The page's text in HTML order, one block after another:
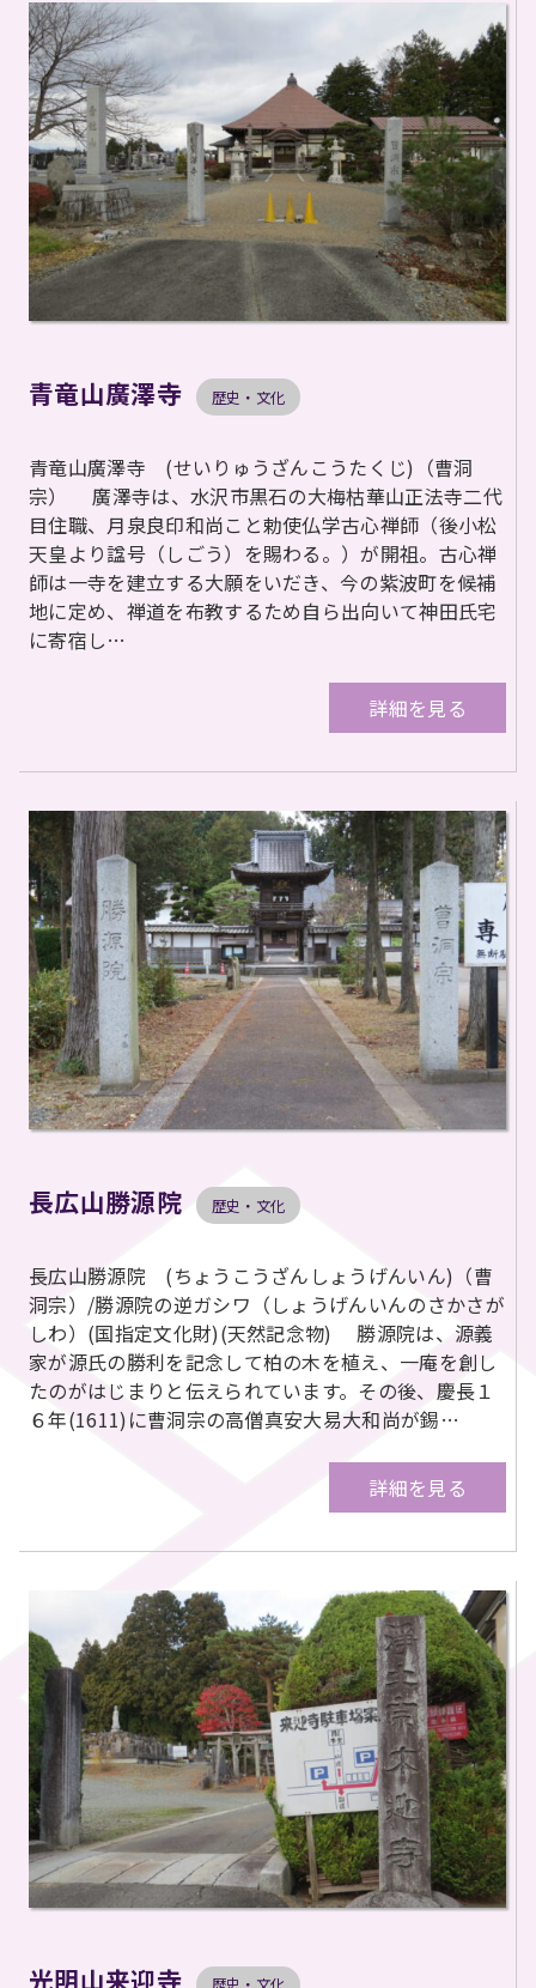
青竜山廣澤寺 歴史・文化
青竜山廣澤寺 (せいりゅうざんこうたくじ)（曹洞
宗） 廣澤寺は、水沢市黒石の大梅枯華山正法寺二代
目住職、月泉良印和尚こと勅使仏学古心禅師（後小松
天皇より諡号（しごう）を賜わる。）が開祖。古心禅
師は一寺を建立する大願をいだき、今の紫波町を候補
地に定め、禅道を布教するため自ら出向いて神田氏宅
に寄宿し…
詳細を見る
長広山勝源院 歴史・文化
長広山勝源院 (ちょうこうざんしょうげんいん)（曹
洞宗）/勝源院の逆ガシワ（しょうげんいんのさかさが
しわ）(国指定文化財)(天然記念物) 勝源院は、源義
家が源氏の勝利を記念して柏の木を植え、一庵を創し
たのがはじまりと伝えられています。その後、慶長１
６年(1611)に曹洞宗の高僧真安大易大和尚が錫…
詳細を見る
光明山来迎寺